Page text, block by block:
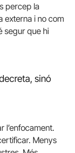
percep la
externa i no com
segur que hi
sinó
l’enfocament.
Menys